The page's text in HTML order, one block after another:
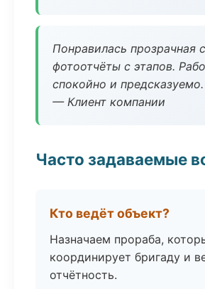
Понравилась прозрачная
фотоотчёты с этапов.
спокойно и предсказуемо.
— Клиент компании
Часто задаваемые
Кто ведёт объект?
Назначаем прораба,
координирует бригаду и
отчётность.